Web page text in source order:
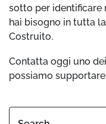
sotto per identificare
hai bisogno in tutta
Costruito.
Contatta oggi uno
possiamo